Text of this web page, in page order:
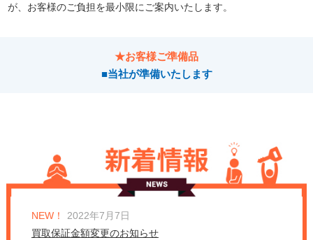
が、お客様のご負担を最小限にご案内いたします。
★お客様ご準備品
■当社が準備いたします
NEW！
2022年7月7日
買取保証金額変更のお知らせ